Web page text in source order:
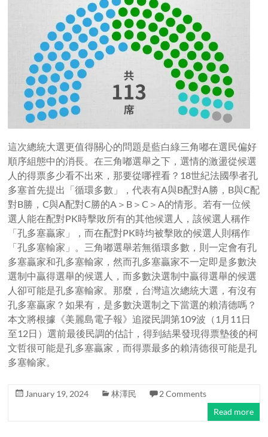
這次總統大選更值得關心的問題是藍白綠三角嘟在選民偏好
順序組態中的消長。在三角嘟選舉之下，選情的激盪從候選
人的得票多少看不出來，那要從哪裡看？18世紀法國學者孔
多塞首先提出「循環多數」，代表有A與B配對A勝，B與C配
對B勝，C與A配對C勝的A＞B＞C＞A的情形。若有一位候
選人能在配對PK時擊敗所有的其他候選人，該候選人稱作
「孔多塞贏家」，而在配對PK時均被擊敗的候選人則稱作
「孔多塞輸家」。三角嘟選舉若無循環多數，則一定會有孔
多塞贏家和孔多塞輸家，然而孔多塞贏家不一定即是多數決
選制中贏得選舉的候選人，而多數決選制中贏得選舉的候選
人卻可能是孔多塞輸家。那麼，台灣這次總統大選，有沒有
孔多塞贏家？如果有，是多數決選制之下當選的賴清德嗎？
本文將根據《美麗島電子報》追蹤民調第109波（1月11日
至12日）選前最後民調的估計，得到結果發現得票墊後的柯
文哲很可能是孔多塞贏家，而得票最多的賴清德很可能是孔
多塞輸家。
January 19, 2024 林澤民
2 Comments
Read more